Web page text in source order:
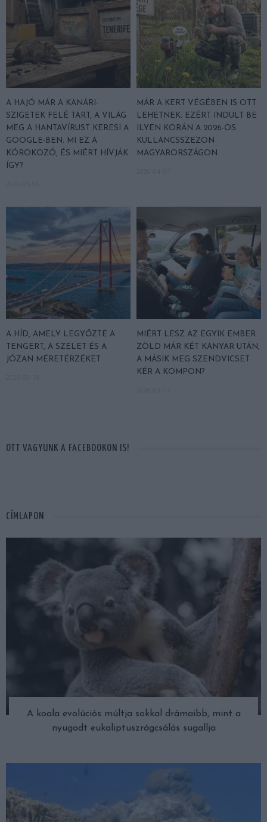
A HAJÓ MÁR A KANÁRI-
SZIGETEK FELÉ TART, A VILÁG
MEG A HANTAVÍRUST KERESI A
GOOGLE-BEN: MI EZ A
KÓROKOZÓ, ÉS MIÉRT HÍVJÁK
ÍGY?
MÁR A KERT VÉGÉBEN IS OTT
LEHETNEK: EZÉRT INDULT BE
ILYEN KORÁN A 2026-OS
KULLANCSSZEZON
MAGYARORSZÁGON
A HÍD, AMELY LEGYŐZTE A
TENGERT, A SZELET ÉS A
JÓZAN MÉRETÉRZÉKET
MIÉRT LESZ AZ EGYIK EMBER
ZÖLD MÁR KÉT KANYAR UTÁN,
A MÁSIK MEG SZENDVICSET
KÉR A KOMPON?
OTT VAGYUNK A FACEBOOKON IS!
CÍMLAPON
A koala evolúciós múltja sokkal drámaibb, mint a
nyugodt eukaliptuszrágcsálás sugallja